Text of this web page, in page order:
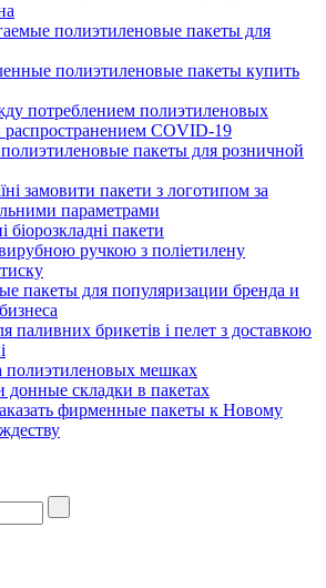
полиэтиленовые пакеты для
полиэтиленовые пакеты купить
потреблением полиэтиленовых
распространением COVID-19
пакеты для розничной
замовити пакети з логотипом за
параметрами
біорозкладні пакети
ручкою з поліетилену
пакеты для популяризации бренда и
паливних брикетів і пелет з доставкою
полиэтиленовых мешках
донные складки в пакетах
фирменные пакеты к Новому